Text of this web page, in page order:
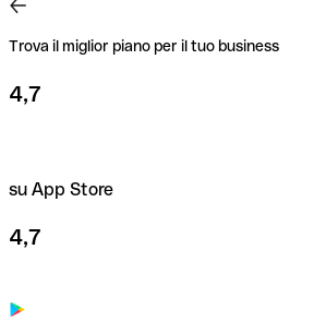
Trova il miglior piano per il tuo business
4,7
su App Store
4,7